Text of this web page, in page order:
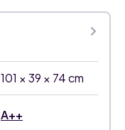
101 × 39 × 74 cm
A++